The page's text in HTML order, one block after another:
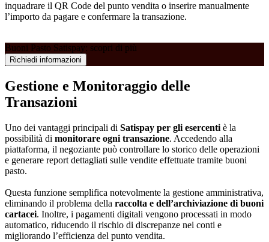
inquadrare il QR Code del punto vendita o inserire manualmente
l’importo da pagare e confermare la transazione.
Buoni Pasto Satispay: scopri di più
Richiedi informazioni
Gestione e Monitoraggio delle
Transazioni
Uno dei vantaggi principali di Satispay per gli esercenti è la
possibilità di monitorare ogni transazione. Accedendo alla
piattaforma, il negoziante può controllare lo storico delle operazioni
e generare report dettagliati sulle vendite effettuate tramite buoni
pasto.
Questa funzione semplifica notevolmente la gestione amministrativa,
eliminando il problema della raccolta e dell’archiviazione di buoni
cartacei. Inoltre, i pagamenti digitali vengono processati in modo
automatico, riducendo il rischio di discrepanze nei conti e
migliorando l’efficienza del punto vendita.